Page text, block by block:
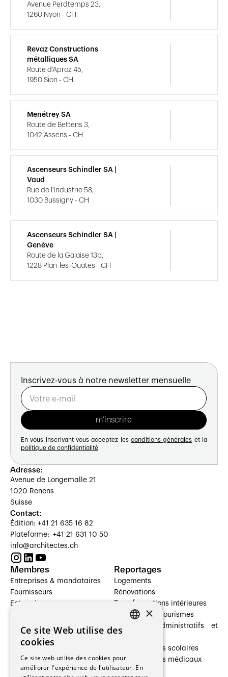
Avenue Perdtemps 23,
1260 Nyon - CH
Revaz Constructions
métalliques SA
Route d'Aproz 45,
1950 Sion - CH
Menétrey SA
Route de Bettens 3,
1042 Assens - CH
Ascenseurs Schindler SA |
Vaud
Rue de l'Industrie 58,
1030 Bussigny - CH
Ascenseurs Schindler SA |
Genève
Route de la Galaise 13b,
1228 Plan-les-Ouates - CH
Inscrivez-vous à notre newsletter mensuelle
En vous inscrivant vous acceptez les conditions générales et la
politique de confidentialité
Adresse:
Avenue de Longemalle 21
1020 Renens
Suisse
Contact:
Édition: +41 21 635 16 82
Plateforme: +41 21 631 10 50
info@architectes.ch
Membres
Entreprises & mandataires
Fournisseurs
Entreprises
Architectes paysagistes
Architectes d'intérieur
Entreprises générales
Ingénieurs et mandataires
Reportages
Logements
Rénovations
Transformations intérieures
Hôtelleries et tourismes
Bâtiments administratifs et
Établissements scolaires
Établissements médicaux
Villas
×
Ce site Web utilise des
cookies
Ce site web utilise des cookies pour
améliorer l'expérience de l'utilisateur. En